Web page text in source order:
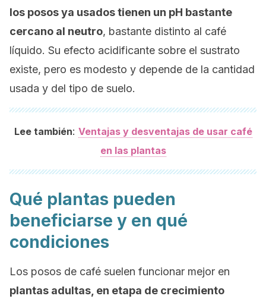
los posos ya usados tienen un pH bastante
cercano al neutro, bastante distinto al café
líquido. Su efecto acidificante sobre el sustrato
existe, pero es modesto y depende de la cantidad
usada y del tipo de suelo.
Lee también: Ventajas y desventajas de usar café
en las plantas
Qué plantas pueden
beneficiarse y en qué
condiciones
Los posos de café suelen funcionar mejor en
plantas adultas, en etapa de crecimiento